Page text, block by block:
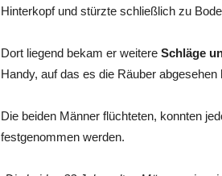
Hinterkopf und stürzte schließlich zu
Dort liegend bekam er weitere Schläge
Handy, auf das es die Räuber abgesehen
Die beiden Männer flüchteten, konnten
festgenommen werden.